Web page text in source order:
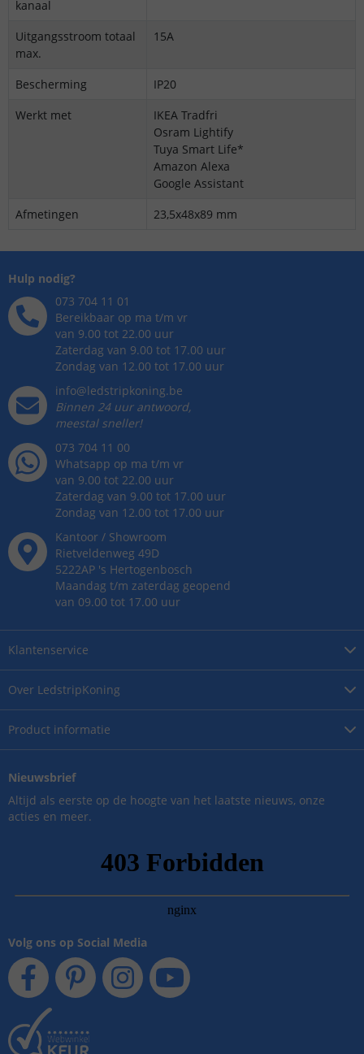
kanaal
Uitgangsstroom totaal
max.
15A
Bescherming
IP20
Werkt met
IKEA Tradfri
Osram Lightify
Tuya Smart Life*
Amazon Alexa
Google Assistant
Afmetingen
23,5x48x89 mm
Over LedstripKoning
Product informatie
Klantenservice
Hulp nodig?
073 704 11 01
Bereikbaar op ma t/m vr
van 9.00 tot 22.00 uur
Zaterdag van 9.00 tot 17.00 uur
Zondag van 12.00 tot 17.00 uur
info@ledstripkoning.be
Binnen 24 uur antwoord,
meestal sneller!
073 704 11 00
Whatsapp op ma t/m vr
van 9.00 tot 22.00 uur
Zaterdag van 9.00 tot 17.00 uur
Zondag van 12.00 tot 17.00 uur
Kantoor / Showroom
Rietveldenweg 49D
5222AP 's Hertogenbosch
Maandag t/m zaterdag geopend
van 09.00 tot 17.00 uur
Nieuwsbrief
Altijd als eerste op de hoogte van het laatste nieuws, onze
acties en meer.
Volg ons op Social Media